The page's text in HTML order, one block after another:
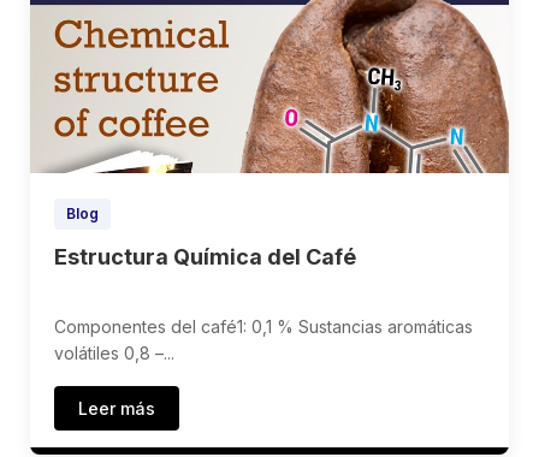
Blog
Estructura Química del Café
Componentes del café1: 0,1 % Sustancias aromáticas
volátiles 0,8 –...
Leer más